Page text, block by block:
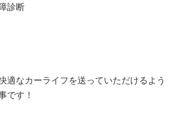
診断
適なカーライフを送っていただけるよう
です！